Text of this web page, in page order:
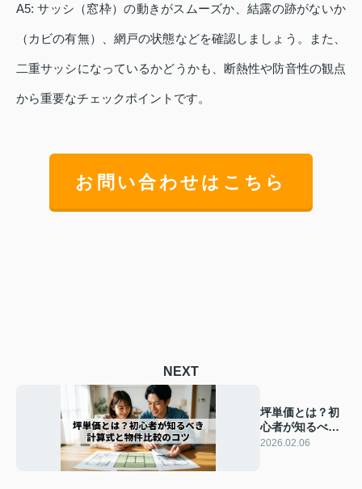
A5: サッシ（窓枠）の動きがスムーズか、結露の跡がないか
（カビの有無）、網戸の状態などを確認しましょう。また、
二重サッシになっているかどうかも、断熱性や防音性の観点
から重要なチェックポイントです。
お問い合わせはこちら
NEXT
坪単価とは？初
心者が知るべき
計算式と物件比
2026.02.06